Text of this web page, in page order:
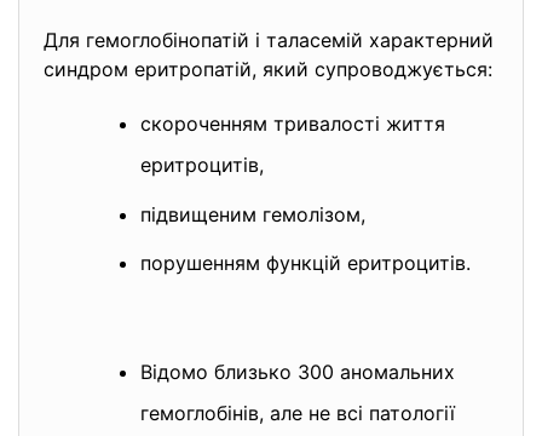
Для гемоглобінопатій і таласемій характерний
синдром еритропатій, який супроводжується:
скороченням тривалості життя
еритроцитів,
підвищеним гемолізом,
порушенням функцій еритроцитів.
Відомо близько 300 аномальних
гемоглобінів, але не всі патології